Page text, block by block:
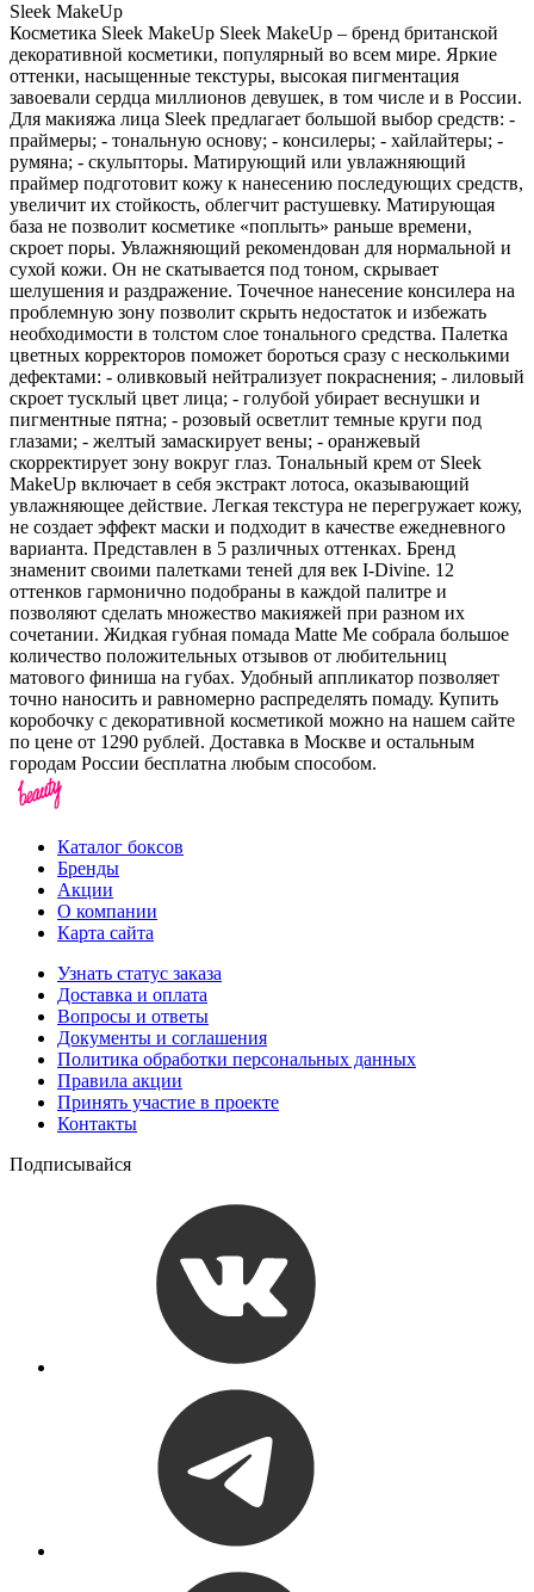
Sleek MakeUp
Косметика Sleek MakeUp Sleek MakeUp – бренд британской
декоративной косметики, популярный во всем мире. Яркие
оттенки, насыщенные текстуры, высокая пигментация
завоевали сердца миллионов девушек, в том числе и в России.
Для макияжа лица Sleek предлагает большой выбор средств: -
праймеры; - тональную основу; - консилеры; - хайлайтеры; -
румяна; - скульпторы. Матирующий или увлажняющий
праймер подготовит кожу к нанесению последующих средств,
увеличит их стойкость, облегчит растушевку. Матирующая
база не позволит косметике «поплыть» раньше времени,
скроет поры. Увлажняющий рекомендован для нормальной и
сухой кожи. Он не скатывается под тоном, скрывает
шелушения и раздражение. Точечное нанесение консилера на
проблемную зону позволит скрыть недостаток и избежать
необходимости в толстом слое тонального средства. Палетка
цветных корректоров поможет бороться сразу с несколькими
дефектами: - оливковый нейтрализует покраснения; - лиловый
скроет тусклый цвет лица; - голубой убирает веснушки и
пигментные пятна; - розовый осветлит темные круги под
глазами; - желтый замаскирует вены; - оранжевый
скорректирует зону вокруг глаз. Тональный крем от Sleek
MakeUp включает в себя экстракт лотоса, оказывающий
увлажняющее действие. Легкая текстура не перегружает кожу,
не создает эффект маски и подходит в качестве ежедневного
варианта. Представлен в 5 различных оттенках. Бренд
знаменит своими палетками теней для век I-Divine. 12
оттенков гармонично подобраны в каждой палитре и
позволяют сделать множество макияжей при разном их
сочетании. Жидкая губная помада Matte Me собрала большое
количество положительных отзывов от любительниц
матового финиша на губах. Удобный аппликатор позволяет
точно наносить и равномерно распределять помаду. Купить
коробочку с декоративной косметикой можно на нашем сайте
по цене от 1290 рублей. Доставка в Москве и остальным
городам России бесплатна любым способом.
Каталог боксов
Бренды
Акции
О компании
Карта сайта
Узнать статус заказа
Доставка и оплата
Вопросы и ответы
Документы и соглашения
Политика обработки персональных данных
Правила акции
Принять участие в проекте
Контакты
Подписывайся